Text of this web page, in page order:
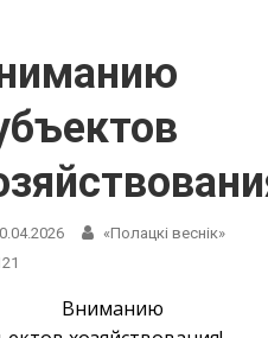
«Полацкі веснік»